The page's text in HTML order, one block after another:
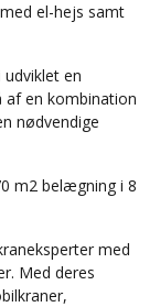
el-hejs samt
en
af en kombination
nødvendige
m2 belægning i 8
med
Med deres